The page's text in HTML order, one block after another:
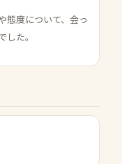
態度について、会っ
た。